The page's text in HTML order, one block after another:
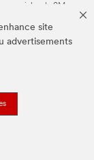
site
advertisements
de 3M.